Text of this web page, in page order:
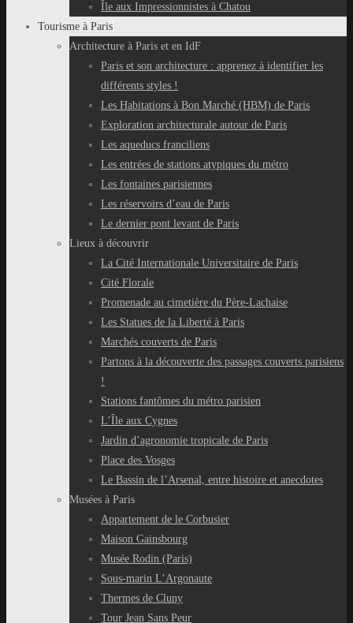
Île aux Impressionnistes à Chatou
Tourisme à Paris
Architecture à Paris et en IdF
Paris et son architecture : apprenez à identifier les
différents styles !
Les Habitations à Bon Marché (HBM) de Paris
Exploration architecturale autour de Paris
Les aqueducs franciliens
Les entrées de stations atypiques du métro
Les fontaines parisiennes
Les réservoirs d’eau de Paris
Le dernier pont levant de Paris
Lieux à découvrir
La Cité Internationale Universitaire de Paris
Cité Florale
Promenade au cimetière du Père-Lachaise
Les Statues de la Liberté à Paris
Marchés couverts de Paris
Partons à la découverte des passages couverts parisiens
!
Stations fantômes du métro parisien
L’Île aux Cygnes
Jardin d’agronomie tropicale de Paris
Place des Vosges
Le Bassin de l’Arsenal, entre histoire et anecdotes
Musées à Paris
Appartement de le Corbusier
Maison Gainsbourg
Musée Rodin (Paris)
Sous-marin L’Argonaute
Thermes de Cluny
Tour Jean Sans Peur